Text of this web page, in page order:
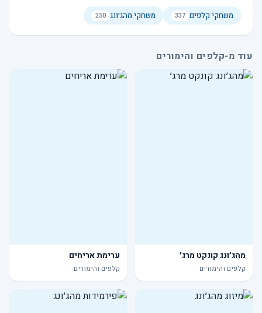
משחקי קלפים 337 משחקי מהג׳ונג 250
עוד מ-קלפים והימורים
מהג׳ונג קונקט מרג׳
קלפים והימורים
ערימת אריחים
קלפים והימורים